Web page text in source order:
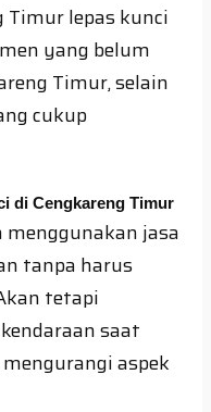
Timur lepas kunci
yang belum
Timur, selain
cukup
di Cengkareng Timur
jasa
tanpa harus
tetapi
saat
aspek